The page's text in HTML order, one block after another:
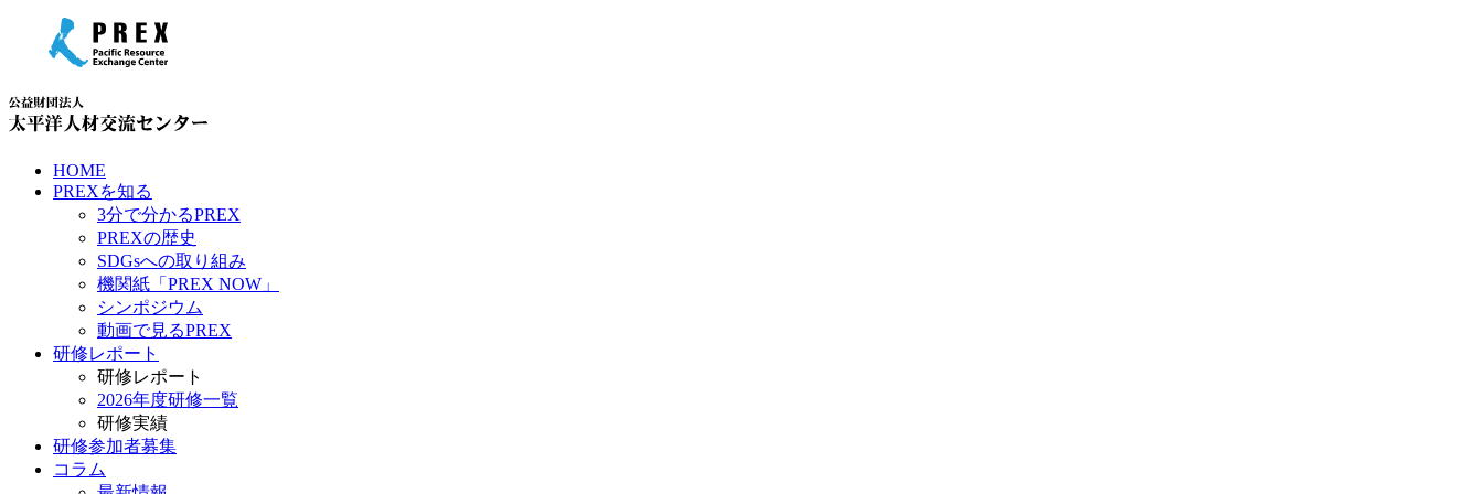
HOME
PREXを知る
3分で分かるPREX
PREXの歴史
SDGsへの取り組み
機関紙「PREX NOW」
シンポジウム
動画で見るPREX
研修レポート
研修レポート
2026年度研修一覧
研修実績
研修参加者募集
コラム